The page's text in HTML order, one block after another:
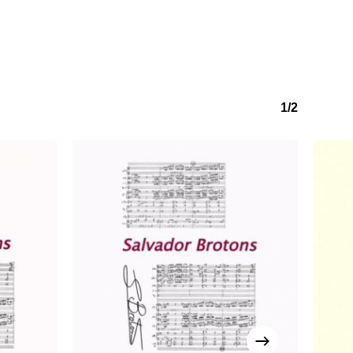
hay productos en el carrito.
Go to shop
1/2